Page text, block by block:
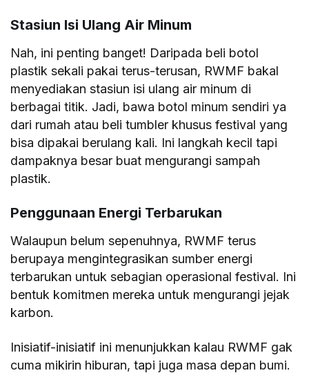
Stasiun Isi Ulang Air Minum
Nah, ini penting banget! Daripada beli botol
plastik sekali pakai terus-terusan, RWMF bakal
menyediakan stasiun isi ulang air minum di
berbagai titik. Jadi, bawa botol minum sendiri ya
dari rumah atau beli tumbler khusus festival yang
bisa dipakai berulang kali. Ini langkah kecil tapi
dampaknya besar buat mengurangi sampah
plastik.
Penggunaan Energi Terbarukan
Walaupun belum sepenuhnya, RWMF terus
berupaya mengintegrasikan sumber energi
terbarukan untuk sebagian operasional festival. Ini
bentuk komitmen mereka untuk mengurangi jejak
karbon.
Inisiatif-inisiatif ini menunjukkan kalau RWMF gak
cuma mikirin hiburan, tapi juga masa depan bumi.